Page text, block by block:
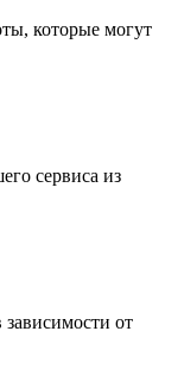
которые могут
сервиса из
от